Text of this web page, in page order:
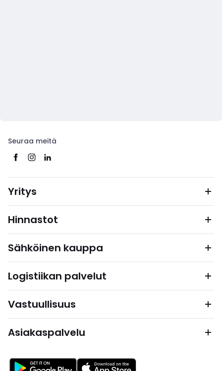
Seuraa meitä
Yritys
Hinnastot
Sähköinen kauppa
Logistiikan palvelut
Vastuullisuus
Asiakaspalvelu